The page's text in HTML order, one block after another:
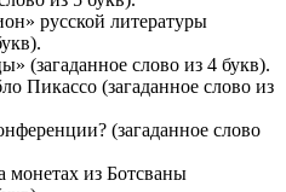
русской литературы
(загаданное слово из 4 букв).
Пикассо (загаданное слово из
(загаданное слово
из Ботсваны